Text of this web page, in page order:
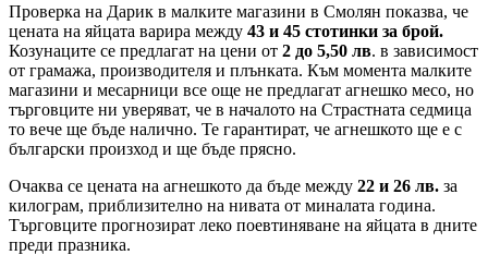
Проверка на Дарик в малките магазини в Смолян показва, че
цената на яйцата варира между 43 и 45 стотинки за брой.
Козунаците се предлагат на цени от 2 до 5,50 лв. в зависимост
от грамажа, производителя и плънката. Към момента малките
магазини и месарници все още не предлагат агнешко месо, но
търговците ни уверяват, че в началото на Страстната седмица
то вече ще бъде налично. Те гарантират, че агнешкото ще е с
български произход и ще бъде прясно.
Очаква се цената на агнешкото да бъде между 22 и 26 лв. за
килограм, приблизително на нивата от миналата година.
Търговците прогнозират леко поевтиняване на яйцата в дните
преди празника.